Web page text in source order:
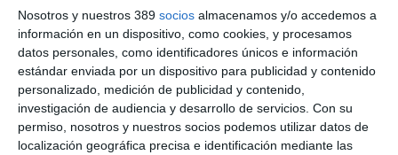
Nosotros y nuestros 389 socios almacenamos y/o accedemos a
información en un dispositivo, como cookies, y procesamos
datos personales, como identificadores únicos e información
estándar enviada por un dispositivo para publicidad y contenido
personalizado, medición de publicidad y contenido,
investigación de audiencia y desarrollo de servicios. Con su
permiso, nosotros y nuestros socios podemos utilizar datos de
localización geográfica precisa e identificación mediante las
CONTENIDOS PREMIUM + ASEGURANZA
69€AL AÑO
Accesoilimitado contenidos Premiumdurante 1 año